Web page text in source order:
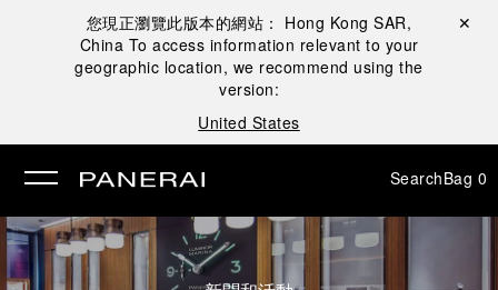
您現正瀏覽此版本的網站： Hong Kong SAR,
China To access information relevant to your
geographic location, we recommend using the
version:
United States
Close ✕
SearchBag 0